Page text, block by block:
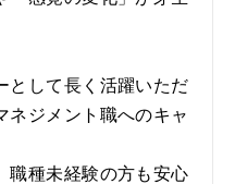
として⻑く活躍いただ
ネジメント職へのキャ
職種未経験の方も安心